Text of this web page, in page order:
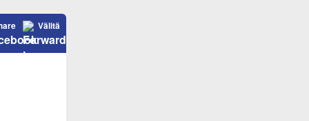
Välitä